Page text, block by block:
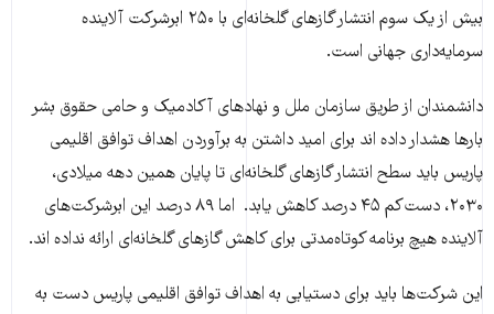
بیش از یک سوم انتشار گازهای گلخانه‌ای با ۲۵۰ ابرشرکت‌ آلاینده
سرمایه‌داری جهانی است.
دانشمندان از طریق سازمان ملل و نهادهای آکادمیک و حامی حقوق بشر
بارها هشدار داده اند برای امید داشتن به برآوردن اهداف توافق اقلیمی
پاریس باید سطح انتشار گازهای گلخانه‌ای تا پایان همین دهه میلادی،
۲۰۳۰، دست‌کم ۴۵ درصد کاهش یابد. اما ۸۹ درصد این ابرشرکت‌های
آلاینده هیچ برنامه کوتاه‌مدتی برای کاهش گازهای گلخانه‌ای ارائه نداده اند.
این شرکت‌ها باید برای دستیابی به اهداف توافق اقلیمی پاریس دست به